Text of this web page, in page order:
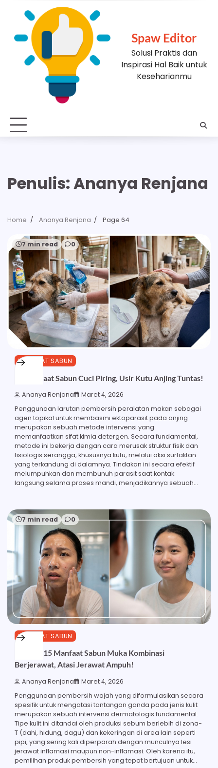
Spaw Editor
Solusi Praktis dan
Inspirasi Hal Baik untuk
Keseharianmu
Penulis:Ananya Renjana
Home Ananya Renjana Page 64
7 min read 0
MANFAAT SABUN
15 Manfaat Sabun Cuci Piring, Usir Kutu Anjing Tuntas!
Ananya Renjana Maret 4, 2026
Penggunaan larutan pembersih peralatan makan sebagai
agen topikal untuk membasmi ektoparasit pada anjing
merupakan sebuah metode intervensi yang
memanfaatkan sifat kimia detergen. Secara fundamental,
metode ini bekerja dengan cara merusak struktur fisik dan
fisiologis serangga, khususnya kutu, melalui aksi surfaktan
yang terkandung di dalamnya. Tindakan ini secara efektif
melumpuhkan dan membunuh parasit saat kontak
langsung selama proses mandi, menjadikannya sebuah…
7 min read 0
MANFAAT SABUN
Ketahui 15 Manfaat Sabun Muka Kombinasi
Berjerawat, Atasi Jerawat Ampuh!
Ananya Renjana Maret 4, 2026
Penggunaan pembersih wajah yang diformulasikan secara
spesifik untuk mengatasi tantangan ganda pada jenis kulit
merupakan sebuah intervensi dermatologis fundamental.
Tipe kulit ini ditandai oleh produksi sebum berlebih di zona-
T (dahi, hidung, dagu) dan kekeringan di area lain seperti
pipi, yang sering kali diperparah dengan munculnya lesi
jerawat inflamasi maupun non-inflamasi. Oleh karena itu,
pemilihan produk pembersih yang tepat bertujuan untuk…